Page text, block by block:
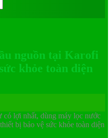
nguồn tại Karofi
khỏe toàn diện
lợi nhất, dùng máy lọc nước
bị bảo vệ sức khỏe toàn diện